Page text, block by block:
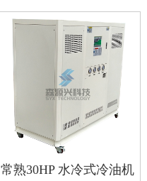
常熟30HP 水冷式冷油机